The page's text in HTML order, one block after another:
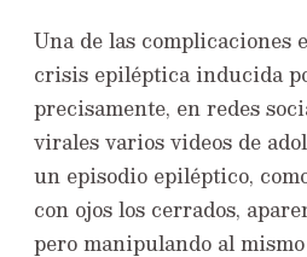
Una de las complicaciones
crisis epiléptica inducida
precisamente, en redes
virales varios videos de
un episodio epiléptico,
con ojos los cerrados,
pero manipulando al